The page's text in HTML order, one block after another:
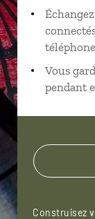
Vous
pendant
Construisez